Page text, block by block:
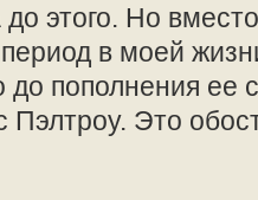
до этого. Но
в моей
до пополнения ее
Пэлтроу. Это